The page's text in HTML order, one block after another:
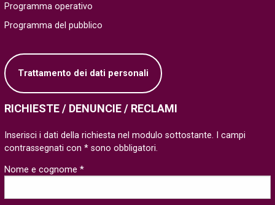
Programma operativo
Programma del pubblico
Trattamento dei dati personali
RICHIESTE / DENUNCIE / RECLAMI
Inserisci i dati della richiesta nel modulo sottostante. I campi
contrassegnati con * sono obbligatori.
Nome e cognome *